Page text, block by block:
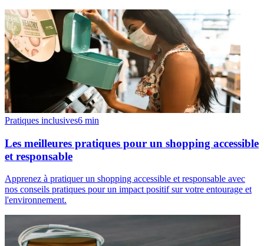
Pratiques inclusives6 min
Les meilleures pratiques pour un shopping accessible
et responsable
Apprenez à pratiquer un shopping accessible et responsable avec
nos conseils pratiques pour un impact positif sur votre entourage et
l'environnement.